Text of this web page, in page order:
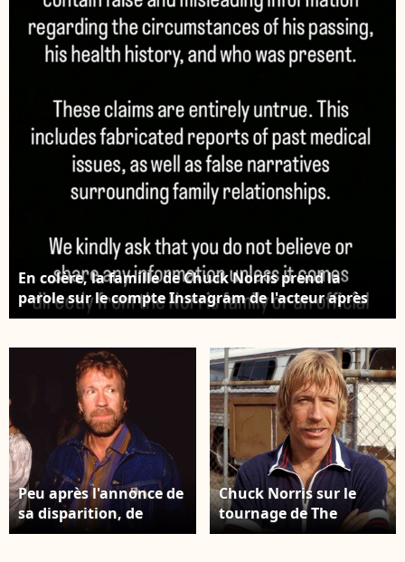
et sa femme Gena
O'Kelley à la soirée VIP
Gut Aiderbichl
Henndorf en Autriche,
le 12 novembre 2019.
©BestImage
sources officielles.
Chuck Norris et sa
femme Gena font la
CForce lors du
"Supanova Comic Con
and Gaming Expo" au
centre de convention
de Perth en Australie,
le 23 juin 2018.
En colère, la famille de Chuck Norris prend la
parole sur le compte Instagram de l'acteur après
que des rumeurs ont circulé au sujet de sa mort.
Peu après l'annonce de
sa disparition, de
fausses informations
Chuck Norris sur le
tournage de The
Octagon en 1979 ©